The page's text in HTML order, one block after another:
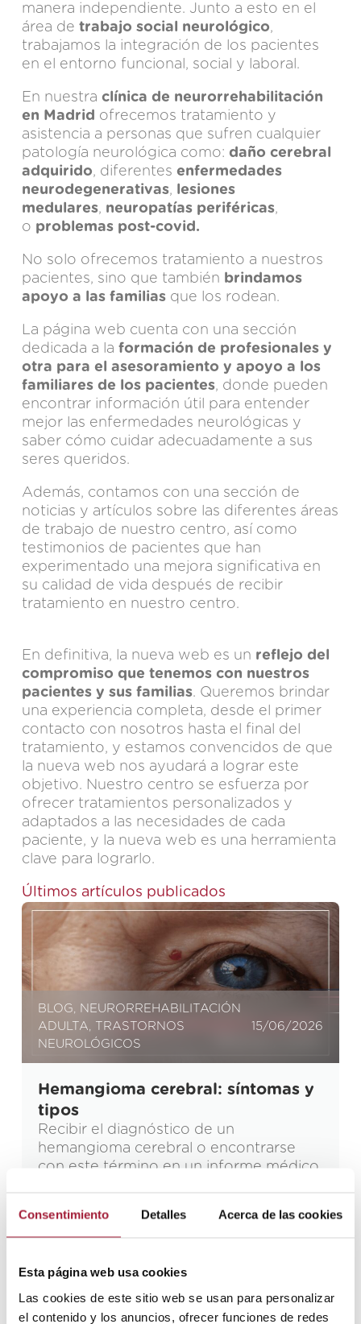
Consentimiento Detalles Acerca de las cookies
Esta página web usa cookies
Las cookies de este sitio web se usan para personalizar
el contenido y los anuncios, ofrecer funciones de redes
manera independiente. Junto a esto en el
área de trabajo social neurológico,
trabajamos la integración de los pacientes
en el entorno funcional, social y laboral.
En nuestra clínica de neurorrehabilitación
en Madrid ofrecemos tratamiento y
asistencia a personas que sufren cualquier
patología neurológica como: daño cerebral
adquirido, diferentes enfermedades
neurodegenerativas, lesiones
medulares, neuropatías periféricas,
o problemas post-covid.
No solo ofrecemos tratamiento a nuestros
pacientes, sino que también brindamos
apoyo a las familias que los rodean.
La página web cuenta con una sección
dedicada a la formación de profesionales y
otra para el asesoramiento y apoyo a los
familiares de los pacientes, donde pueden
encontrar información útil para entender
mejor las enfermedades neurológicas y
saber cómo cuidar adecuadamente a sus
seres queridos.
Además, contamos con una sección de
noticias y artículos sobre las diferentes áreas
de trabajo de nuestro centro, así como
testimonios de pacientes que han
experimentado una mejora significativa en
su calidad de vida después de recibir
tratamiento en nuestro centro.
En definitiva, la nueva web es un reflejo del
compromiso que tenemos con nuestros
pacientes y sus familias. Queremos brindar
una experiencia completa, desde el primer
contacto con nosotros hasta el final del
tratamiento, y estamos convencidos de que
la nueva web nos ayudará a lograr este
objetivo. Nuestro centro se esfuerza por
ofrecer tratamientos personalizados y
adaptados a las necesidades de cada
paciente, y la nueva web es una herramienta
clave para lograrlo.
Últimos artículos publicados
BLOG
NEURORREHABILITACIÓN
ADULTA
TRASTORNOS
NEUROLÓGICOS
15/06/2026
Hemangioma cerebral: síntomas y
tipos
Recibir el diagnóstico de un
hemangioma cerebral o encontrarse
con este término en un informe médico
urgente? Aunque suena grave, la
mayoría de estas anomalías vasculares
con ellas toda la vida sin saberlo. No
obstante, cuando el hemangioma
cerebral provoca […]